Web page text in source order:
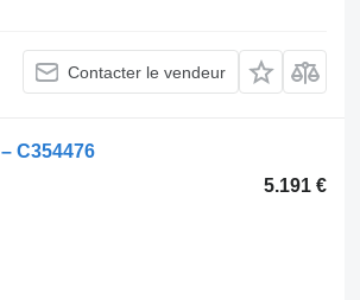
Contacter le vendeur
C354476
5.191 €